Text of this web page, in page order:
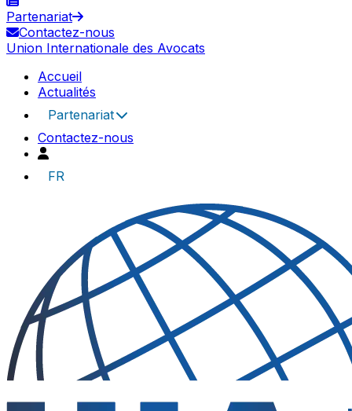
Partenariat
Contactez-nous
Union Internationale des Avocats
Accueil
Actualités
Partenariat
Contactez-nous
FR